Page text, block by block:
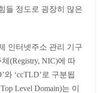
들 정도로 굉장히 많은
인터넷주소 관리 기구
(Registry, NIC)에 따
와 ‘ccTLD’로 구분됩
Level Domain)는 이